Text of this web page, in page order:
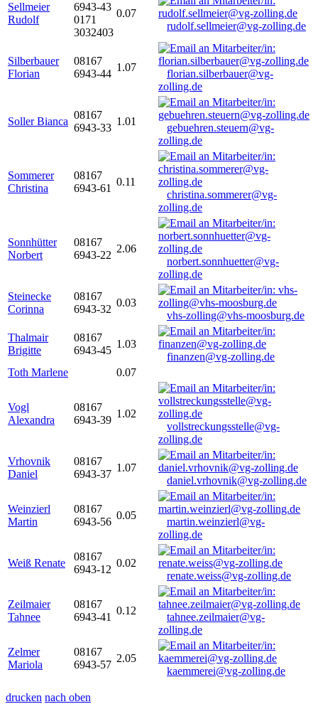
Sellmeier
Rudolf
6943-43
0171
3032403
0.07
rudolf.sellmeier@vg-zolling.de
Silberbauer
Florian
08167
6943-44
1.07
florian.silberbauer@vg-
zolling.de
Soller Bianca
08167
6943-33
1.01
gebuehren.steuern@vg-
zolling.de
Sommerer
Christina
08167
6943-61
0.11
christina.sommerer@vg-
zolling.de
Sonnhütter
Norbert
08167
6943-22
2.06
norbert.sonnhuetter@vg-
zolling.de
Steinecke
Corinna
08167
6943-32
0.03
vhs-zolling@vhs-moosburg.de
Thalmair
Brigitte
08167
6943-45
1.03
finanzen@vg-zolling.de
Toth Marlene
0.07
Vogl
Alexandra
08167
6943-39
1.02
vollstreckungsstelle@vg-
zolling.de
Vrhovnik
Daniel
08167
6943-37
1.07
daniel.vrhovnik@vg-zolling.de
Weinzierl
Martin
08167
6943-56
0.05
martin.weinzierl@vg-
zolling.de
Weiß Renate
08167
6943-12
0.02
renate.weiss@vg-zolling.de
Zeilmaier
Tahnee
08167
6943-41
0.12
tahnee.zeilmaier@vg-
zolling.de
Zelmer
Mariola
08167
6943-57
2.05
kaemmerei@vg-zolling.de
drucken nach oben